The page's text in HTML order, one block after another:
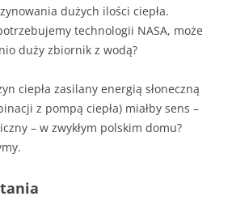
dużych ilości ciepła.
technologii NASA, może
duży zbiornik z wodą?
ciepła zasilany energią słoneczną
z pompą ciepła) miałby sens –
– w zwykłym polskim domu?